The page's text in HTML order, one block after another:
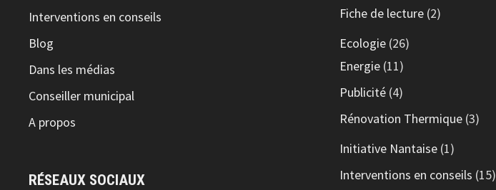
Interventions en conseils
Blog
Dans les médias
Conseiller municipal
A propos
RÉSEAUX SOCIAUX
Fiche de lecture(2)
Ecologie(26)
Energie(11)
Publicité(4)
Rénovation Thermique(3)
Initiative Nantaise(1)
Interventions en conseils (15)